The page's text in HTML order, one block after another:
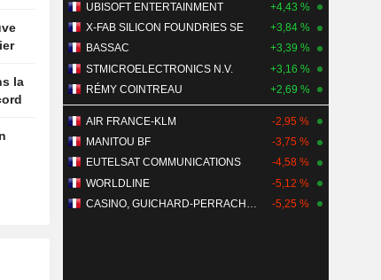
la
UBISOFT ENTERTAINMENT
+4,43 %
X-FAB SILICON FOUNDRIES SE
+3,84 %
BASSAC
+3,39 %
STMICROELECTRONICS N.V.
+3,16 %
RÉMY COINTREAU
+2,69 %
AIR FRANCE-KLM
-2,95 %
MANITOU BF
-3,75 %
EUTELSAT COMMUNICATIONS
-4,58 %
WORLDLINE
-5,12 %
-5,25 %